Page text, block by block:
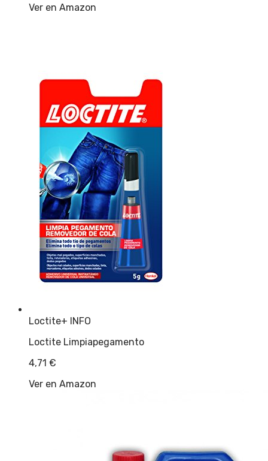
Ver en Amazon
Loctite+ INFO
Loctite Limpiapegamento
4,71 €
Ver en Amazon